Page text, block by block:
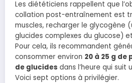
Les diététiciens rappellent que
collation post-entraînement est
muscles, recharger le glycogène
glucides complexes du glucose)
Pour cela, ils recommandent
consommer environ 20 à 25 g de
de glucides dans l’heure qui suit
Voici sept options à privilégier.